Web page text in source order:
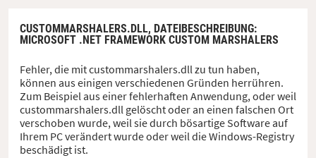
CUSTOMMARSHALERS.DLL, DATEIBESCHREIBUNG:
MICROSOFT .NET FRAMEWORK CUSTOM MARSHALERS
Fehler, die mit custommarshalers.dll zu tun haben,
können aus einigen verschiedenen Gründen herrühren.
Zum Beispiel aus einer fehlerhaften Anwendung, oder weil
custommarshalers.dll gelöscht oder an einen falschen Ort
verschoben wurde, weil sie durch bösartige Software auf
Ihrem PC verändert wurde oder weil die Windows-Registry
beschädigt ist.